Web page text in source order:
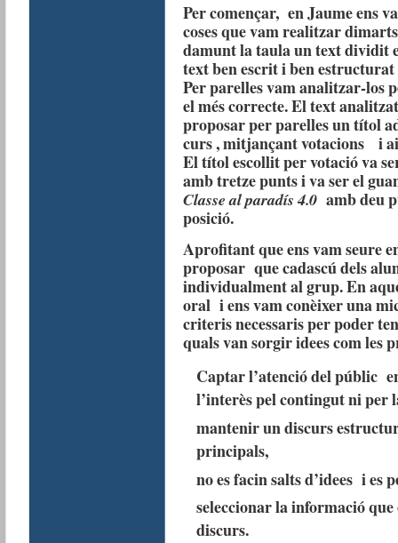
Per començar, en Jaume ens
coses que vam realitzar
damunt la taula un text dividit
text ben escrit i ben
Per parelles vam analitzar-los
el més correcte. El text
proposar per parelles un títol
curs , mitjançant votacions i
El títol escollit per votació va
amb tretze punts i va ser el
Classe al paradís 4.0 amb deu
posició.
Aprofitant que ens vam seure
proposar que cadascú dels
individualment al grup. En
oral i ens vam conèixer una
criteris necessaris per poder
quals van sorgir idees com les
Captar l’atenció del públic
l’interès pel contingut ni per
mantenir un discurs
principals,
no es facin salts d’idees i es
seleccionar la informació
discurs.